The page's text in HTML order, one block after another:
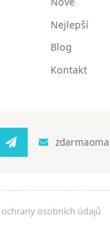
Nejlepší
Blog
Kontakt
ochrany osobních údajů